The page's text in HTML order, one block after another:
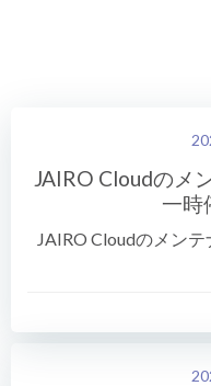
JAIRO Cloudのメ
一時
JAIRO Cloudのメン